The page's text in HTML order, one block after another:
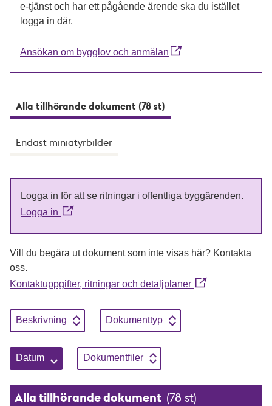
e-tjänst och har ett pågående ärende ska du istället
logga in där.
Ansökan om bygglov och anmälan
Alla tillhörande dokument (78 st)
Endast miniatyrbilder
Logga in för att se ritningar i offentliga byggärenden.
Logga in
Vill du begära ut dokument som inte visas här? Kontakta
oss.
Kontaktuppgifter, ritningar och detaljplaner
Sortera genom att klicka på knapparna, enbart en sortering
Sortera på
Beskrivning Stigande Sortera på
DokumenttypStigande
Sortera på
DatumStigande Sortera på
DokumentfilerStigande
Alla tillhörande dokument (78 st)